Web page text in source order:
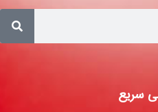
سریع